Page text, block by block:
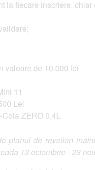
la fiecare inscriere,
valoare de 10.000 lei
11
Lei
ZERO 0,4L
planul de revelion
13 octombrie - 23